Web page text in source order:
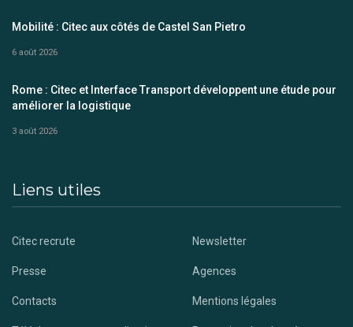
Mobilité : Citec aux côtés de Castel San Pietro
6 août 2026
Rome : Citec et Interface Transport développent une étude pour
améliorer la logistique
3 août 2026
Liens utiles
Citec recrute Newsletter
Presse Agences
Contacts Mentions légales